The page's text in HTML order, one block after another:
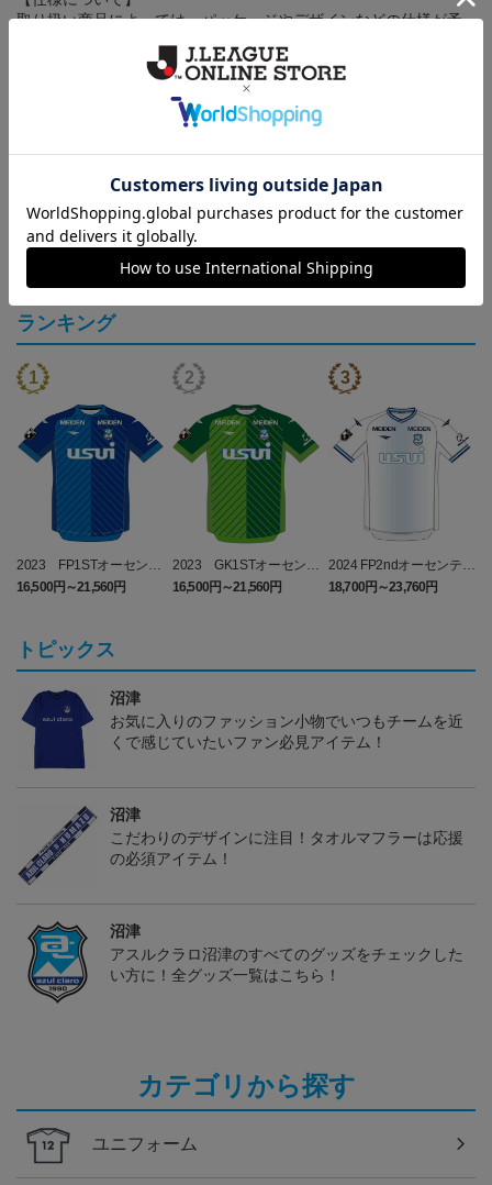
取り扱い商品によっては、パッケージやデザインなどの仕様が予
ギフト対応について
ランキング
2023 FP1STオーセンテ
ィックユニフォーム
16,500円～21,560円
2023 GK1STオーセンテ
ィックユニフォーム
16,500円～21,560円
2024 FP2ndオーセンティ
ックユニフォーム
18,700円～23,760円
トピックス
沼津
お気に入りのファッション小物でいつもチームを近
くで感じていたいファン必見アイテム！
沼津
こだわりのデザインに注目！タオルマフラーは応援
の必須アイテム！
沼津
アスルクラロ沼津のすべてのグッズをチェックした
い方に！全グッズ一覧はこちら！
カテゴリから探す
ユニフォーム